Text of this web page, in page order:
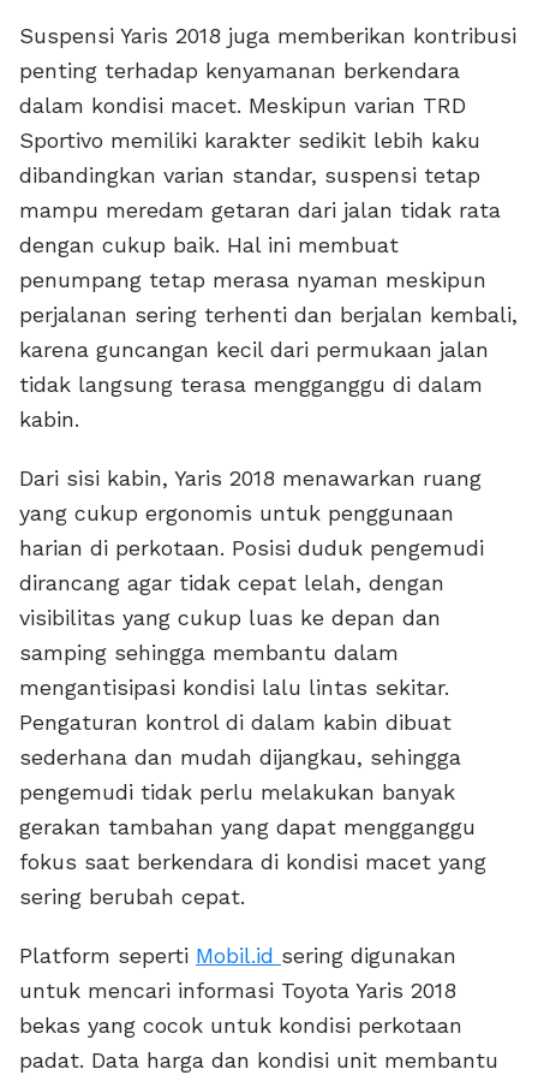
Suspensi Yaris 2018 juga memberikan kontribusi
penting terhadap kenyamanan berkendara
dalam kondisi macet. Meskipun varian TRD
Sportivo memiliki karakter sedikit lebih kaku
dibandingkan varian standar, suspensi tetap
mampu meredam getaran dari jalan tidak rata
dengan cukup baik. Hal ini membuat
penumpang tetap merasa nyaman meskipun
perjalanan sering terhenti dan berjalan kembali,
karena guncangan kecil dari permukaan jalan
tidak langsung terasa mengganggu di dalam
kabin.
Dari sisi kabin, Yaris 2018 menawarkan ruang
yang cukup ergonomis untuk penggunaan
harian di perkotaan. Posisi duduk pengemudi
dirancang agar tidak cepat lelah, dengan
visibilitas yang cukup luas ke depan dan
samping sehingga membantu dalam
mengantisipasi kondisi lalu lintas sekitar.
Pengaturan kontrol di dalam kabin dibuat
sederhana dan mudah dijangkau, sehingga
pengemudi tidak perlu melakukan banyak
gerakan tambahan yang dapat mengganggu
fokus saat berkendara di kondisi macet yang
sering berubah cepat.
Platform seperti Mobil.id sering digunakan
untuk mencari informasi Toyota Yaris 2018
bekas yang cocok untuk kondisi perkotaan
padat. Data harga dan kondisi unit membantu